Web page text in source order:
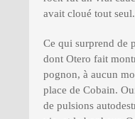
avait cloué tout seul.
Ce qui surprend de
dont Otero fait
pognon, à aucun
place de Cobain.
de pulsions